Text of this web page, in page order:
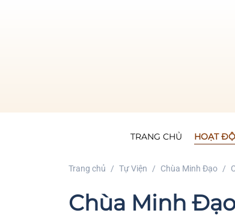
TRANG CHỦ HOẠT
Trang chủ Tự Viện Chùa Minh Đạo
Chùa Minh